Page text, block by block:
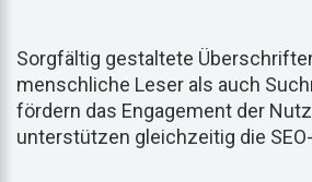
Sorgfältig gestaltete
menschliche Leser als auch
fördern das Engagement der
unterstützen gleichzeitig die